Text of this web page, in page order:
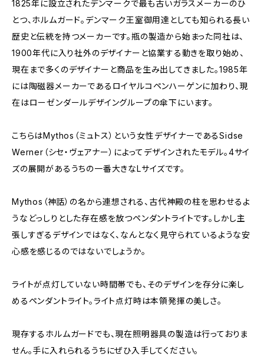
1825年に設立されたデンマークで最も古いガラスメーカーのひ
とつ、ホルムガード。デンマーク王室御用達としても知られる長い
歴史と伝統を持つメーカーです。瓶の製造から始まった同社は、
1900年代に入り社外のデザイナーと協業する動きを取り始め、
現在まで多くのデザイナーと商品を生み出してきました。1985年
には陶磁器メーカーであるロイヤルコペンハーゲンに加わり、現
在はローゼンダールデザイングループの傘下にいます。
こちらはMythos（ミュトス）という女性デザイナーであるSidse
Werner（シセ・ヴェアナー）によってデザインされたモデル。4サイ
ズの展開があるうちの一番大きなLサイズです。
Mythos（神話）の名から連想される、古代神殿の柱を思わせるよ
うなどっしりとした存在感を放つペンダントライトです。しかし主
張しすぎるデザインではなく、なんとなく見守られているような安
心感を感じるのではないでしょうか。
ライトが点灯していない時間帯でも、そのデザインを存分に楽し
めるペンダントライト。ライト点灯時は本領発揮の美しさ。
現存するホルムガードでも、現在照明器具の製造は行っておりま
せん。手に入れられるうちにぜひ入手してください。